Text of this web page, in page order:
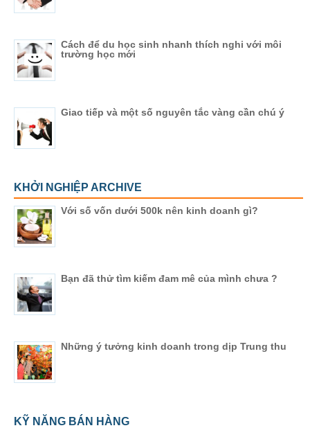
Cách để du học sinh nhanh thích nghi với môi
trường học mới
Giao tiếp và một số nguyên tắc vàng cần chú ý
KHỞI NGHIỆP ARCHIVE
Với số vốn dưới 500k nên kinh doanh gì?
Bạn đã thử tìm kiếm đam mê của mình chưa ?
Những ý tưởng kinh doanh trong dịp Trung thu
KỸ NĂNG BÁN HÀNG